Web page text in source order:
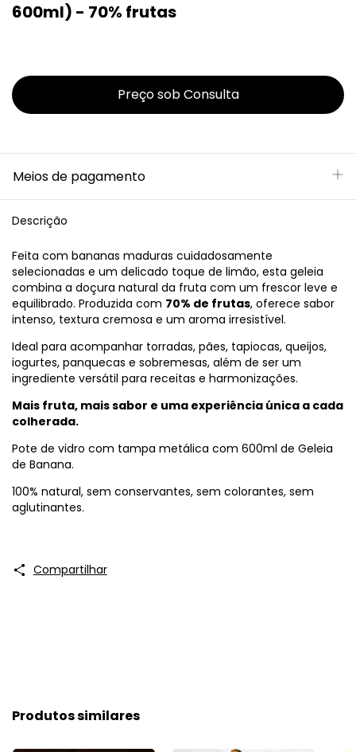
600ml) - 70% frutas
Meios de pagamento
Descrição
Feita com bananas maduras cuidadosamente
selecionadas e um delicado toque de limão, esta geleia
combina a doçura natural da fruta com um frescor leve e
equilibrado. Produzida com 70% de frutas, oferece sabor
intenso, textura cremosa e um aroma irresistível.
Ideal para acompanhar torradas, pães, tapiocas, queijos,
iogurtes, panquecas e sobremesas, além de ser um
ingrediente versátil para receitas e harmonizações.
Mais fruta, mais sabor e uma experiência única a cada
colherada.
Pote de vidro com tampa metálica com 600ml de Geleia
de Banana.
100% natural, sem conservantes, sem colorantes, sem
aglutinantes.
Compartilhar
Produtos similares